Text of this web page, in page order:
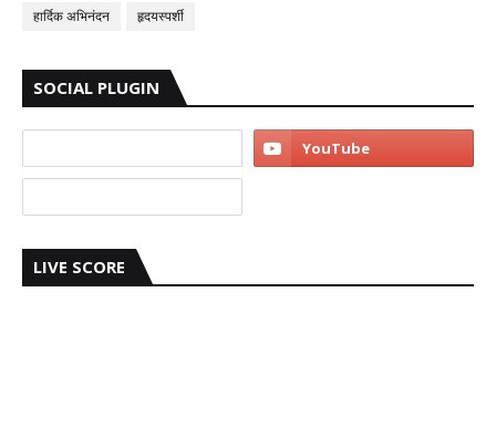
हार्दिक अभिनंदन
हृदयस्पर्शी
SOCIAL PLUGIN
LIVE SCORE